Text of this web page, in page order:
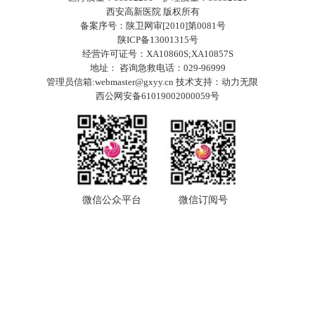
西安高新医院 版权所有
备案序号：陕卫网审[2010]第0081号
陕ICP备13001315号
经营许可证号：XA10860S;XA10857S
地址： 咨询急救电话：029-96999
管理员信箱:webmaster@gxyy.cn 技术支持： 动力无限
西公网安备61019002000059号
微信公众平台 微信订阅号